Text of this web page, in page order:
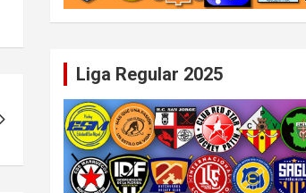
Liga Regular 2025